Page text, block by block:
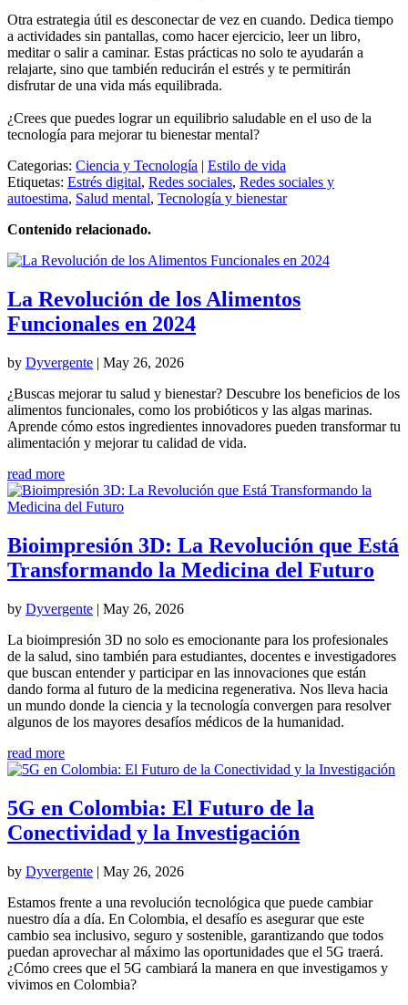
Otra estrategia útil es desconectar de vez en cuando. Dedica tiempo
a actividades sin pantallas, como hacer ejercicio, leer un libro,
meditar o salir a caminar. Estas prácticas no solo te ayudarán a
relajarte, sino que también reducirán el estrés y te permitirán
disfrutar de una vida más equilibrada.
¿Crees que puedes lograr un equilibrio saludable en el uso de la
tecnología para mejorar tu bienestar mental?
Categorias: Ciencia y Tecnología | Estilo de vida
Etiquetas: Estrés digital, Redes sociales, Redes sociales y
autoestima, Salud mental, Tecnología y bienestar
Contenido relacionado.
La Revolución de los Alimentos
Funcionales en 2024
by Dyvergente | May 26, 2026
¿Buscas mejorar tu salud y bienestar? Descubre los beneficios de los
alimentos funcionales, como los probióticos y las algas marinas.
Aprende cómo estos ingredientes innovadores pueden transformar tu
alimentación y mejorar tu calidad de vida.
read more
Bioimpresión 3D: La Revolución que Está
Transformando la Medicina del Futuro
by Dyvergente | May 26, 2026
La bioimpresión 3D no solo es emocionante para los profesionales
de la salud, sino también para estudiantes, docentes e investigadores
que buscan entender y participar en las innovaciones que están
dando forma al futuro de la medicina regenerativa. Nos lleva hacia
un mundo donde la ciencia y la tecnología convergen para resolver
algunos de los mayores desafíos médicos de la humanidad.
read more
5G en Colombia: El Futuro de la
Conectividad y la Investigación
by Dyvergente | May 26, 2026
Estamos frente a una revolución tecnológica que puede cambiar
nuestro día a día. En Colombia, el desafío es asegurar que este
cambio sea inclusivo, seguro y sostenible, garantizando que todos
puedan aprovechar al máximo las oportunidades que el 5G traerá.
¿Cómo crees que el 5G cambiará la manera en que investigamos y
vivimos en Colombia?